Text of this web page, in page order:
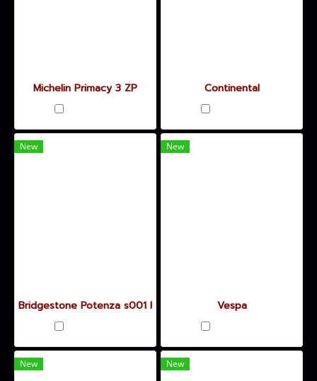
Michelin Primacy 3 ZP
Continental
New
Bridgestone Potenza s001 RFT
New
Vespa
New New